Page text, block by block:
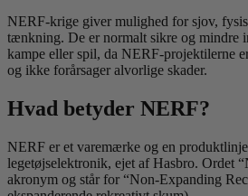
NERF-krige giver mulighed for sjov,
tænkning. De er normalt sikre og mindre
kampe eller spil, da NERF-projektilerne
og ikke forårsager alvorlige skader.
Hvad betyder NERF?
NERF er et varemærke og en
legetøjselektronik, ejet af Hasbro. Ordet
akronym og står for “Non-Expanding